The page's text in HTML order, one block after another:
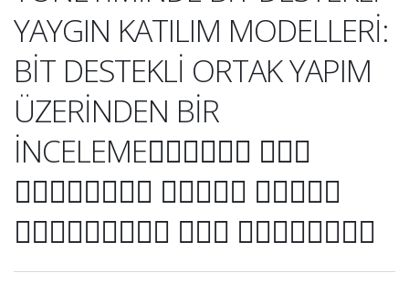
YAYGIN KATILIM MODELLERİ:
BİT DESTEKLİ ORTAK YAPIM
ÜZERİNDEN BİR
İNCELEME􏰓􏰓􏰔􏰗􏰚􏰾 􏰰􏰂􏰤
􏰅􏰔􏰬􏰖􏰔􏰕􏰓􏰚 􏰿􏰗􏰖􏰜􏰕 􏰊􏰜􏱀􏰟􏰠
􏱁􏰭􏰔􏰗􏰚􏰙􏰝􏰔􏰙 􏰰􏰚􏰗 􏰂􏰙􏰧􏰔􏰓􏰔􏰠􏰔